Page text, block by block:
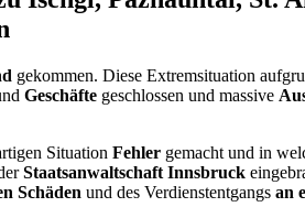
gekommen. Diese Extremsituation
Geschäfte geschlossen und massive
Situation Fehler gemacht und in
Staatsanwaltschaft Innsbruck
Schäden und des Verdienstentgangs an